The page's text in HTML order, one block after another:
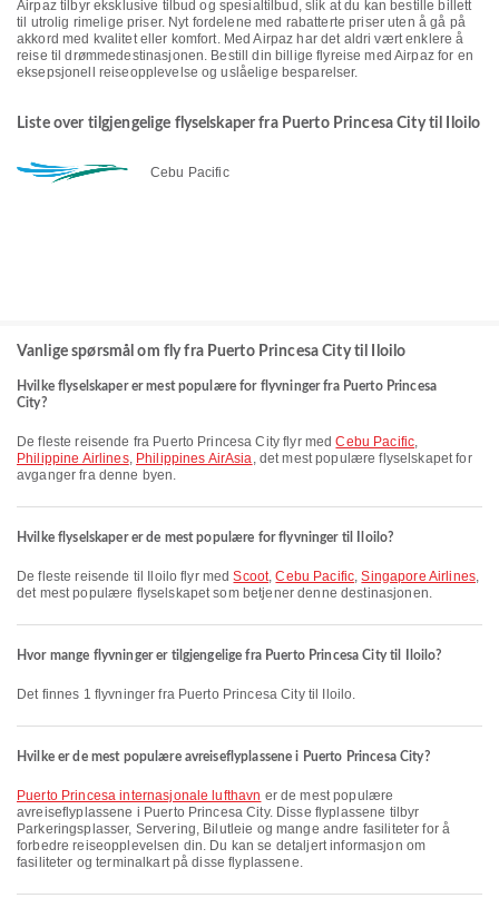
Airpaz tilbyr eksklusive tilbud og spesialtilbud, slik at du kan bestille billett
til utrolig rimelige priser. Nyt fordelene med rabatterte priser uten å gå på
akkord med kvalitet eller komfort. Med Airpaz har det aldri vært enklere å
reise til drømmedestinasjonen. Bestill din billige flyreise med Airpaz for en
eksepsjonell reiseopplevelse og uslåelige besparelser.
Liste over tilgjengelige flyselskaper fra Puerto Princesa City til Iloilo
Cebu Pacific
Vanlige spørsmål om fly fra Puerto Princesa City til Iloilo
Hvilke flyselskaper er mest populære for flyvninger fra Puerto Princesa
City?
De fleste reisende fra Puerto Princesa City flyr medCebu Pacific,
Philippine Airlines, Philippines AirAsia, det mest populære flyselskapet for
avganger fra denne byen.
Hvilke flyselskaper er de mest populære for flyvninger til Iloilo?
De fleste reisende til Iloilo flyr medScoot,Cebu Pacific,Singapore Airlines,
det mest populære flyselskapet som betjener denne destinasjonen.
Hvor mange flyvninger er tilgjengelige fra Puerto Princesa City til Iloilo?
Det finnes 1 flyvninger fra Puerto Princesa City til Iloilo.
Hvilke er de mest populære avreiseflyplassene i Puerto Princesa City?
Puerto Princesa internasjonale lufthavn er de mest populære
avreiseflyplassene i Puerto Princesa City. Disse flyplassene tilbyr
Parkeringsplasser, Servering, Bilutleie og mange andre fasiliteter for å
forbedre reiseopplevelsen din. Du kan se detaljert informasjon om
fasiliteter og terminalkart på disse flyplassene.